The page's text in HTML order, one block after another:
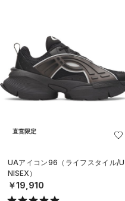
直営限定
UAアイコン96（ライフスタイル/U
NISEX）
￥19,910